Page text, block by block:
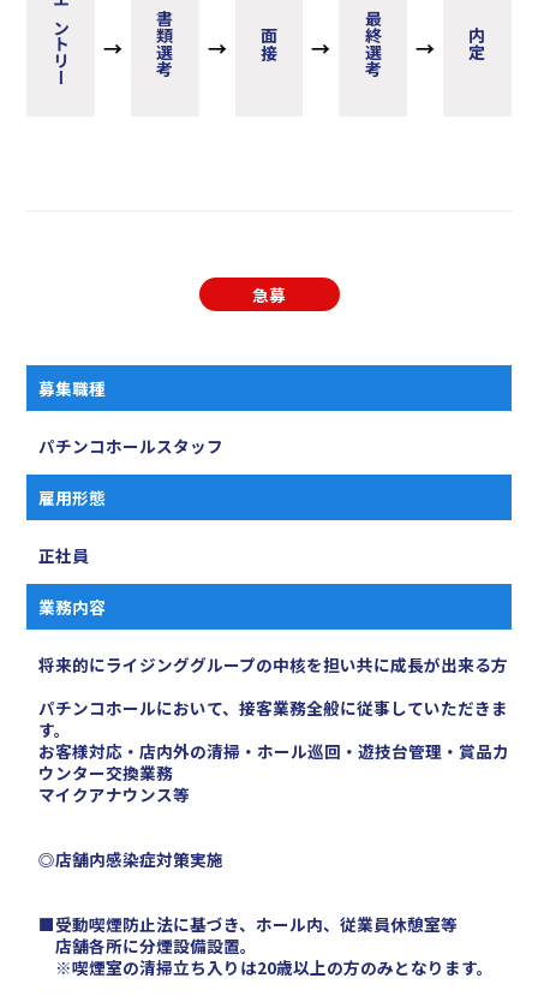
エントリー → 書類選考 → 面接 → 最終選考 → 内定
急募
募集職種
パチンコホールスタッフ
雇用形態
正社員
業務内容
将来的にライジンググループの中核を担い共に成長が出来る方
パチンコホールにおいて、接客業務全般に従事していただきま
す。
お客様対応・店内外の清掃・ホール巡回・遊技台管理・賞品カ
ウンター交換業務
マイクアナウンス等
◎店舗内感染症対策実施
■受動喫煙防止法に基づき、ホール内、従業員休憩室等
店舗各所に分煙設備設置。
※喫煙室の清掃立ち入りは20歳以上の方のみとなります。